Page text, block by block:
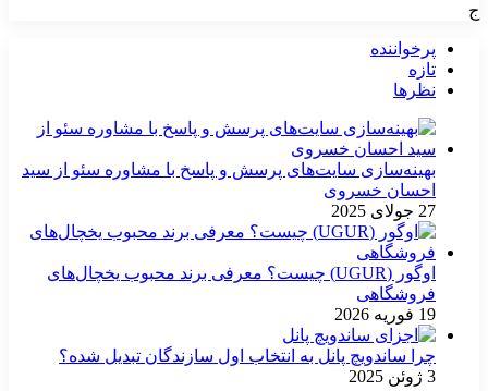
ج
پرخواننده
تازه
نظرها
بهینه‌سازی سایت‌های پرسش و پاسخ با مشاوره سئو از سید
احسان خسروی
27 جولای 2025
اوگور (UGUR) چیست؟ معرفی برند محبوب یخچال‌های
فروشگاهی
19 فوریه 2026
چرا ساندویچ پانل به انتخاب اول سازندگان تبدیل شده؟
3 ژوئن 2025